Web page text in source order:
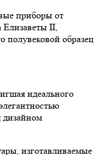
приборы от
Елизаветы II,
образец
идеального
дизайном
изготавливаемые